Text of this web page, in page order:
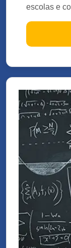
escolas e